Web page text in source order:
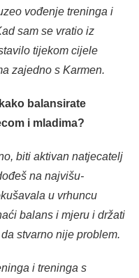
vođenje treninga i
sam se vratio iz
tijekom cijele
zajedno s Karmen.
balansirate
i mladima?
biti aktivan natjecatelj
na najvišu-
u vrhuncu
balans i mjeru i držati
stvarno nije problem.
i treninga s